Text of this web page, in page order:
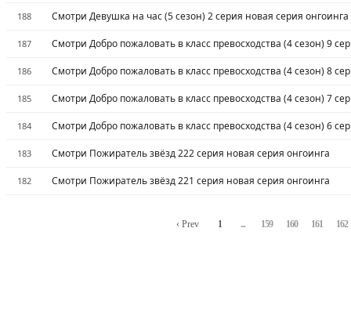
188 Смотри Девушка на час (5 сезон) 2 серия новая серия онгоинга
187 Смотри Добро пожаловать в класс превосходства (4 сезон) 9
186 Смотри Добро пожаловать в класс превосходства (4 сезон) 8
185 Смотри Добро пожаловать в класс превосходства (4 сезон) 7
184 Смотри Добро пожаловать в класс превосходства (4 сезон) 6
183 Смотри Пожиратель звёзд 222 серия новая серия онгоинга
182 Смотри Пожиратель звёзд 221 серия новая серия онгоинга
‹ Prev 1 ... 159 160 161 162